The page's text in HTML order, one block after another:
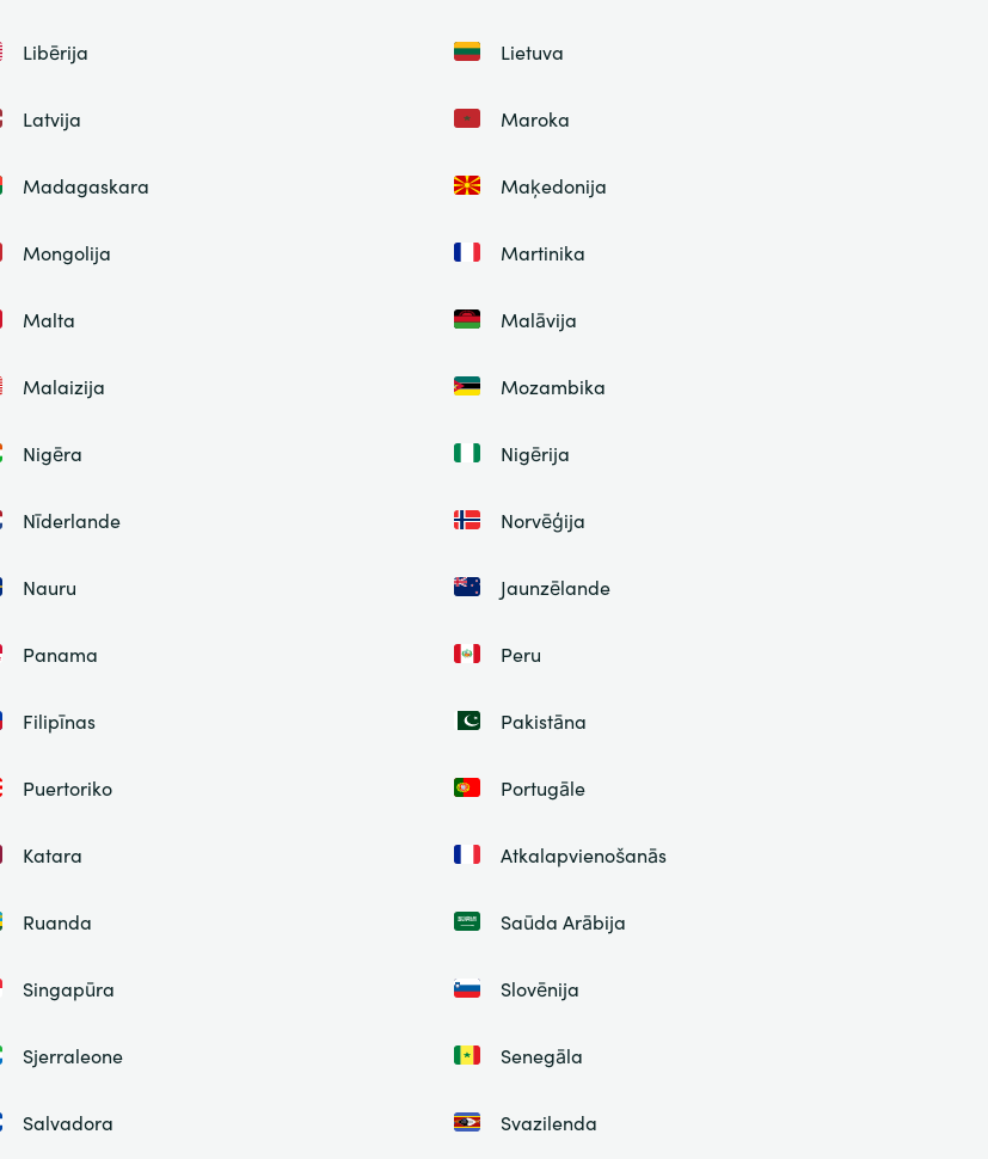
Libērija Lietuva
Latvija Maroka
Madagaskara Maķedonija
Mongolija Martinika
Malta Malāvija
Malaizija Mozambika
Nigēra Nigērija
Nīderlande Norvēģija
Nauru Jaunzēlande
Panama Peru
Filipīnas Pakistāna
Puertoriko Portugāle
Katara Atkalapvienošanās
Ruanda Saūda Arābija
Singapūra Slovēnija
Sjerraleone Senegāla
Salvadora Svazilenda